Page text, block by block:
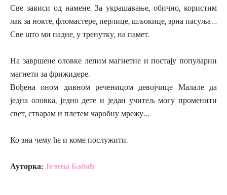
Све зависи од намене. За украшавање, обично, користим
лак за нокте, фломастере, перлице, шљокице, зрна пасуља…
Све што ми падне, у тренутку, на памет.
На завршене оловке лепим магнетне и постају популарни
магнети за фрижидере.
Вођена оном дивном реченицом девојчице Малале да
једна оловка, једно дете и један учитељ могу променити
свет, стварам и плетем чаробну мрежу…
Ко зна чему ће и коме послужити.
Ауторка: Јелена Бабић